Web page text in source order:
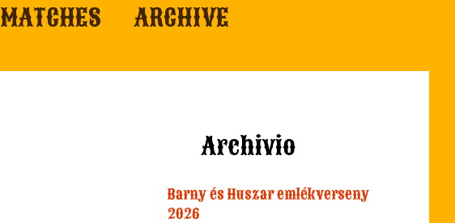
MATCHES ARCHIVE
Archivio
Barny és Huszar emlékverseny
2026